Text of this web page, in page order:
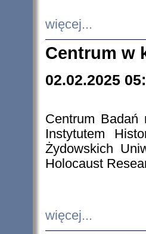
więcej...
Centrum w
02.02.2025
Centrum Badań
Instytutem
Żydowskich
Holocaust
więcej...